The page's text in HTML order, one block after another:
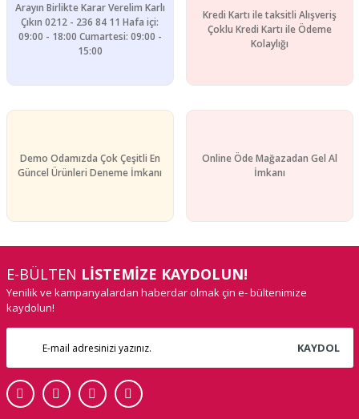
Arayın Birlikte Karar Verelim Karlı
Çıkın 0212 - 236 84 11 Hafa içi:
09:00 - 18:00 Cumartesi: 09:00 -
15:00
Kredi Kartı ile taksitli Alışveriş
Çoklu Kredi Kartı ile Ödeme
Kolaylığı
Demo Odamızda Çok Çeşitli En
Güncel Ürünleri Deneme İmkanı
Online Öde Mağazadan Gel Al
İmkanı
E-BÜLTEN LİSTEMİZE KAYDOLUN!
Yenilik ve kampanyalardan haberdar olmak çin e- bültenimize
kaydolun!
KAYDOL